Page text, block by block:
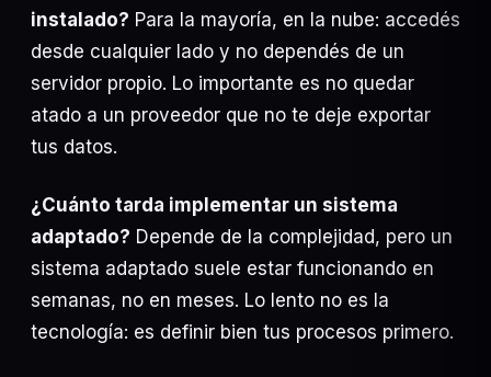
instalado? Para la mayoría, en la nube: accedés
desde cualquier lado y no dependés de un
servidor propio. Lo importante es no quedar
atado a un proveedor que no te deje exportar
tus datos.
¿Cuánto tarda implementar un sistema
adaptado? Depende de la complejidad, pero un
sistema adaptado suele estar funcionando en
semanas, no en meses. Lo lento no es la
tecnología: es definir bien tus procesos primero.